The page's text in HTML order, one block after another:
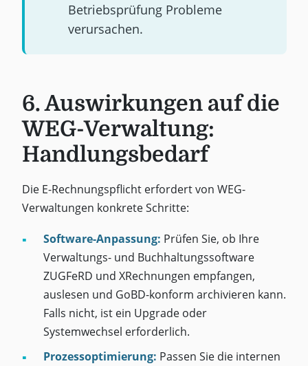
Betriebsprüfung Probleme
verursachen.
6. Auswirkungen auf die
WEG-Verwaltung:
Handlungsbedarf
Die E-Rechnungspflicht erfordert von WEG-
Verwaltungen konkrete Schritte:
Software-Anpassung: Prüfen Sie, ob Ihre
Verwaltungs- und Buchhaltungssoftware
ZUGFeRD und XRechnungen empfangen,
auslesen und GoBD-konform archivieren kann.
Falls nicht, ist ein Upgrade oder
Systemwechsel erforderlich.
Prozessoptimierung: Passen Sie die internen